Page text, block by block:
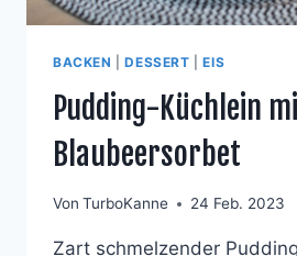
BACKEN |DESSERT |EIS
Pudding-Küchlein
Blaubeersorbet
Von TurboKanne 24 Feb. 2023
Zart schmelzender